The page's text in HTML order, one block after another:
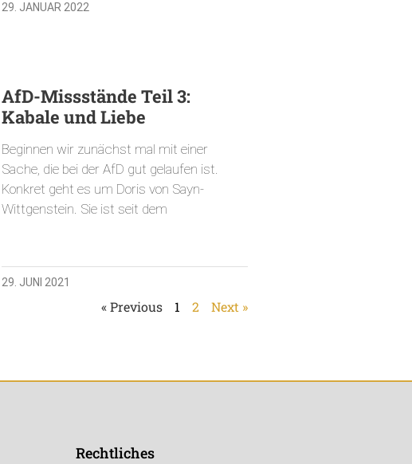
29. JANUAR 2022
AfD-Missstände Teil 3:
Kabale und Liebe
Beginnen wir zunächst mal mit einer
Sache, die bei der AfD gut gelaufen ist.
Konkret geht es um Doris von Sayn-
Wittgenstein. Sie ist seit dem
29. JUNI 2021
« Previous 1 2 Next »
Rechtliches